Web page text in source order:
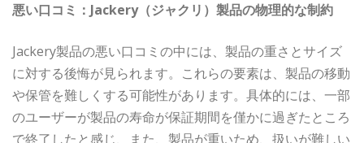
悪い口コミ：Jackery（ジャクリ）製品の物理的な制約
Jackery製品の悪い口コミの中には、製品の重さとサイズ
に対する後悔が見られます。これらの要素は、製品の移動
や保管を難しくする可能性があります。具体的には、一部
のユーザーが製品の寿命が保証期間を僅かに過ぎたところ
で終了したと感じ、また、製品が重いため、扱いが難しい